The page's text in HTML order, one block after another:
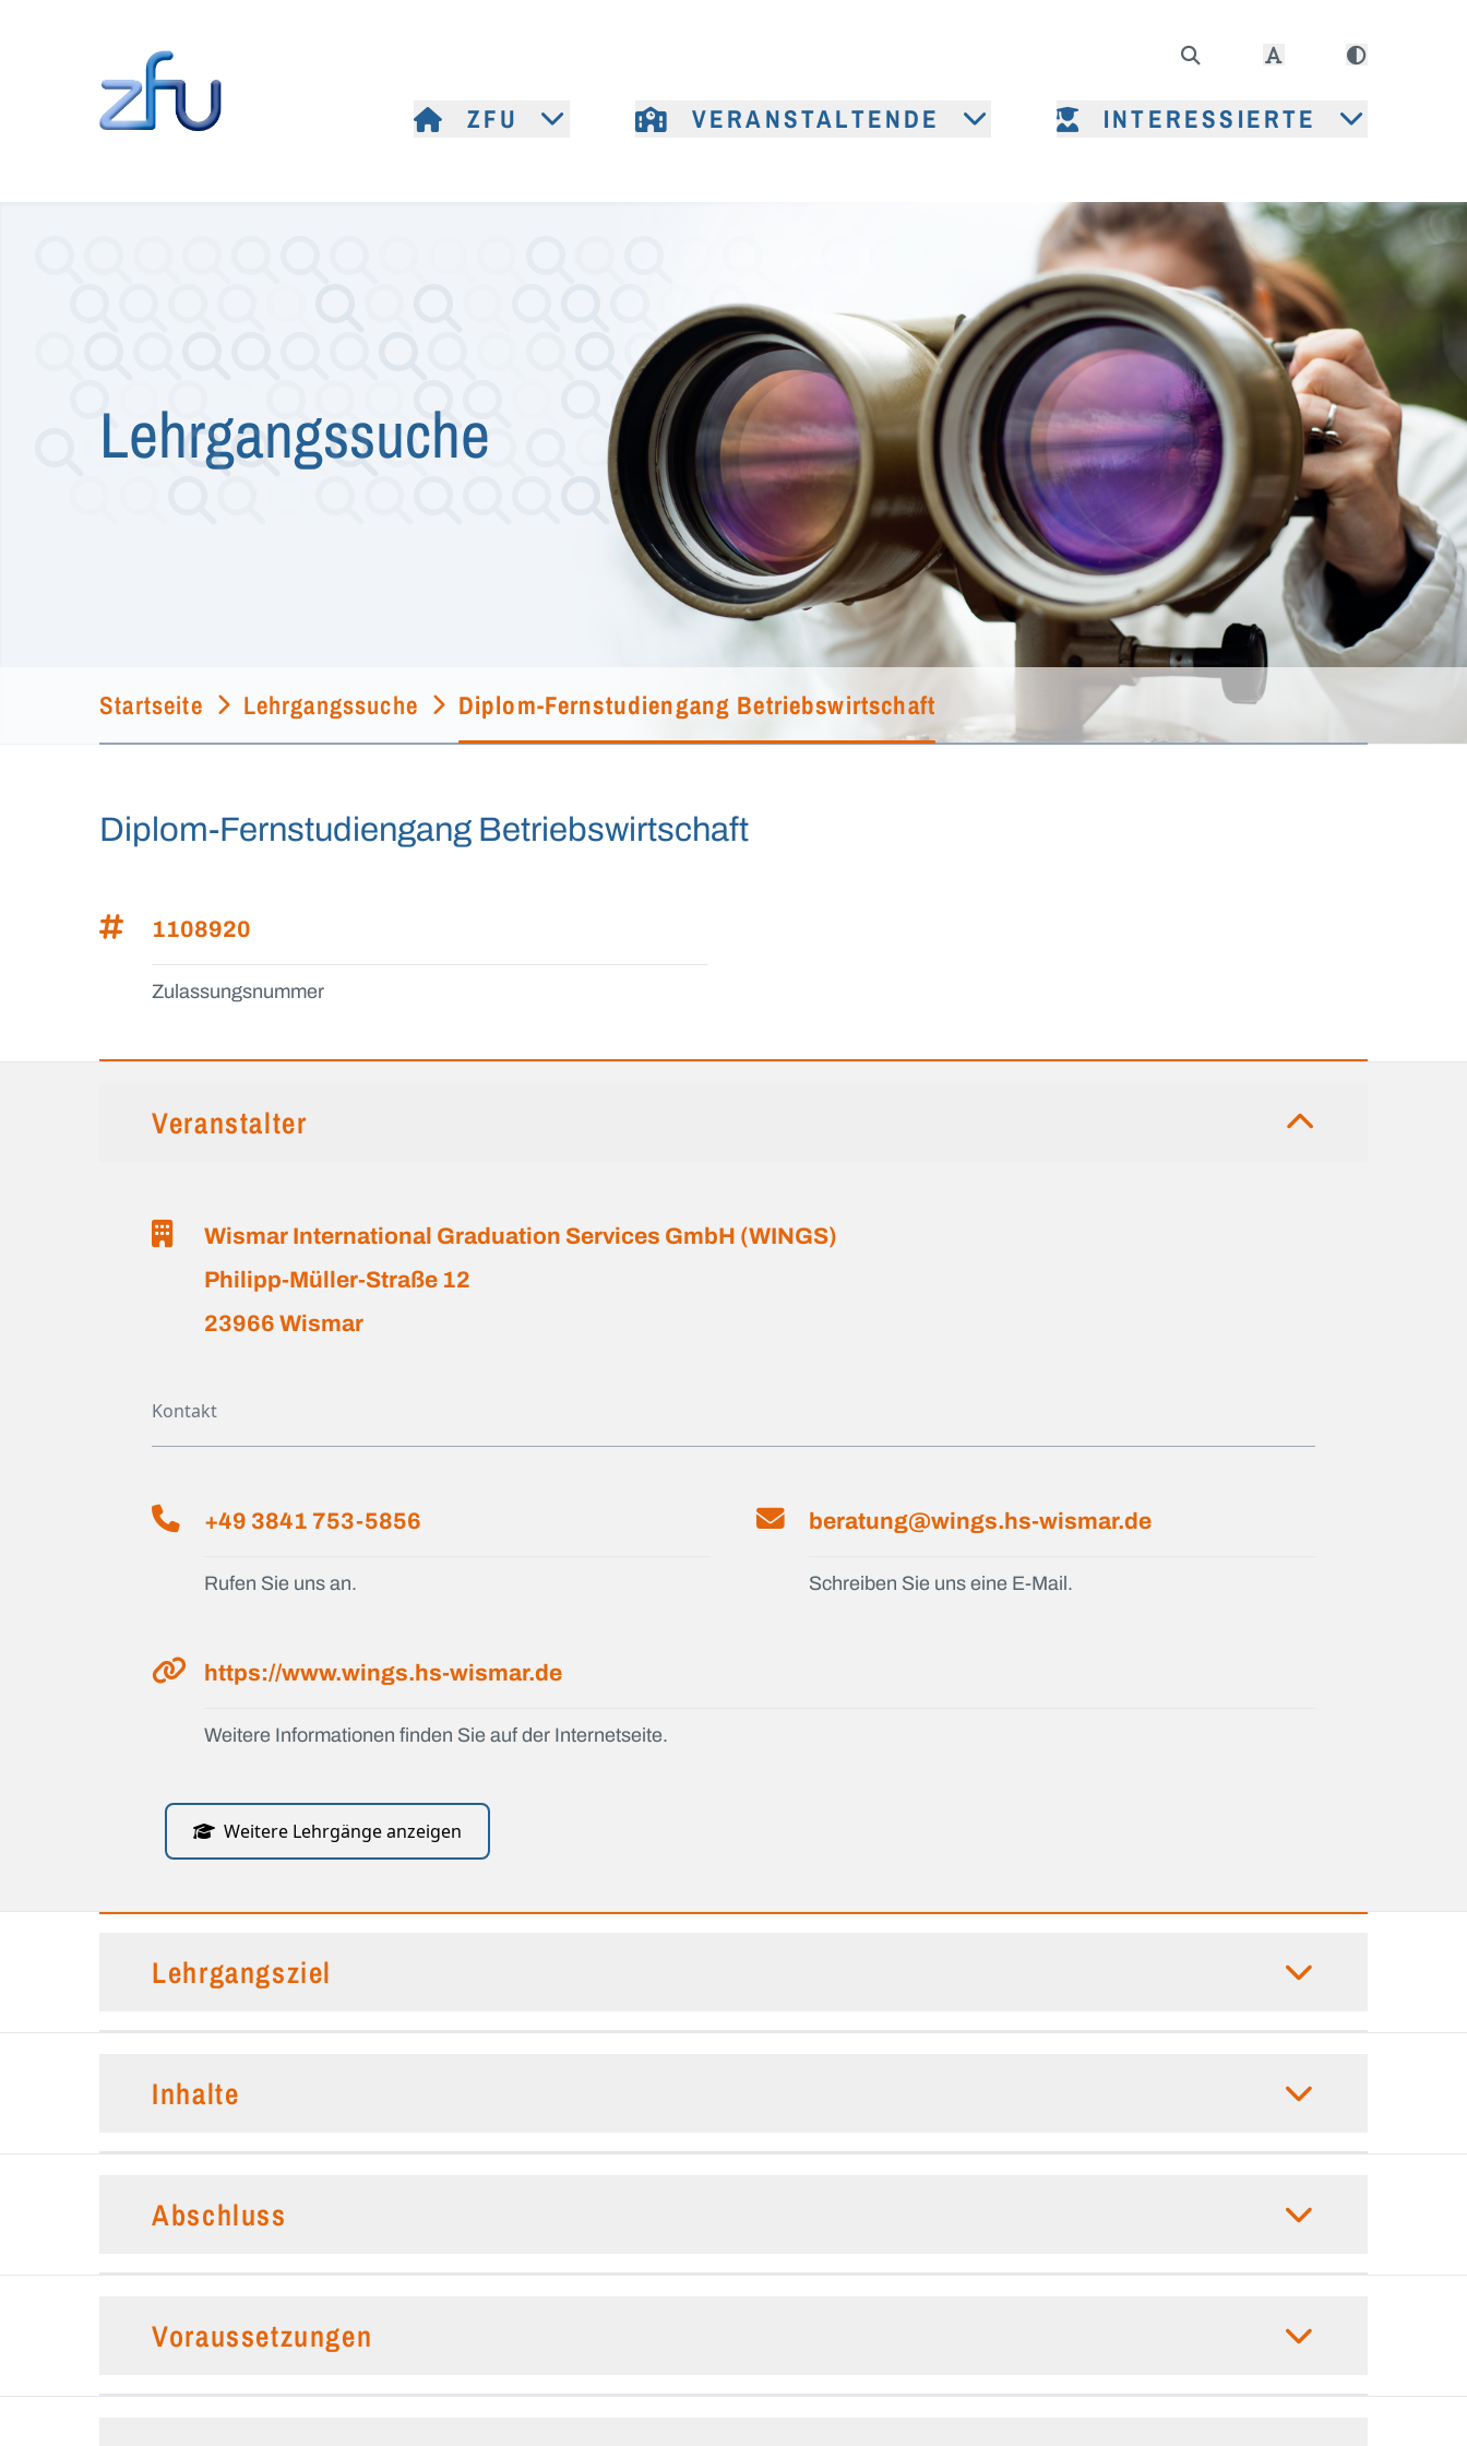
ZFU VERANSTALTENDE INTERESSIERTE
Lehrgangssuche
Startseite Lehrgangssuche Diplom-Fernstudiengang Betriebswirtschaft
Diplom-Fernstudiengang Betriebswirtschaft
1108920
Zulassungsnummer
Veranstalter
Wismar International Graduation Services GmbH (WINGS)
Philipp-Müller-Straße 12
23966 Wismar
Kontakt
+49 3841 753-5856
Rufen Sie uns an.
beratung@wings.hs-wismar.de
Schreiben Sie uns eine E-Mail.
https://www.wings.hs-wismar.de
Weitere Informationen finden Sie auf der Internetseite.
Weitere Lehrgänge anzeigen
Lehrgangsziel
Inhalte
Abschluss
Voraussetzungen